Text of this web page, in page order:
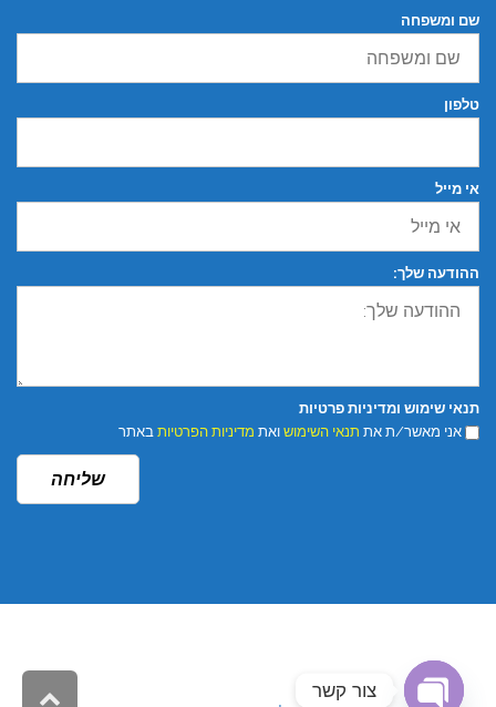
שם ומשפחה
טלפון
אי מייל
ההודעה שלך:
תנאי שימוש ומדיניות פרטיות
אני מאשר/ת את תנאי השימוש ואת מדיניות הפרטיות באתר
שליחה
צור קשר